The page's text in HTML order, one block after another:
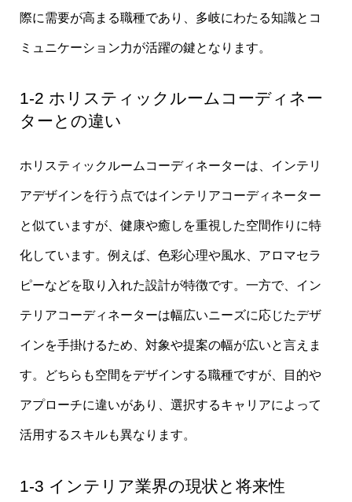
際に需要が高まる職種であり、多岐にわたる知識とコ
ミュニケーション力が活躍の鍵となります。
1-2 ホリスティックルームコーディネー
ターとの違い
ホリスティックルームコーディネーターは、インテリ
アデザインを行う点ではインテリアコーディネーター
と似ていますが、健康や癒しを重視した空間作りに特
化しています。例えば、色彩心理や風水、アロマセラ
ピーなどを取り入れた設計が特徴です。一方で、イン
テリアコーディネーターは幅広いニーズに応じたデザ
インを手掛けるため、対象や提案の幅が広いと言えま
す。どちらも空間をデザインする職種ですが、目的や
アプローチに違いがあり、選択するキャリアによって
活用するスキルも異なります。
1-3 インテリア業界の現状と将来性